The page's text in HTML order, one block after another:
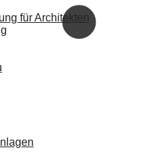
für Architekten